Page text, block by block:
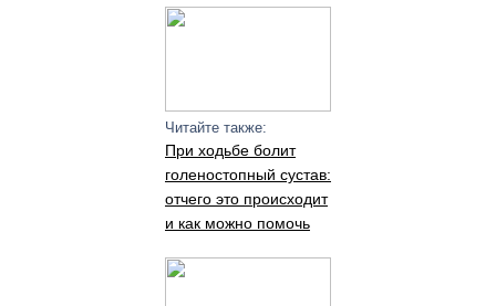
Читайте также:
При ходьбе болит
голеностопный сустав:
отчего это происходит
и как можно помочь